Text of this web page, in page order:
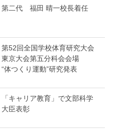
第二代 福田 晴一校長着任
第52回全国学校体育研究大会
東京大会第五分科会会場
“体つくり運動”研究発表
「キャリア教育」で文部科学
大臣表彰